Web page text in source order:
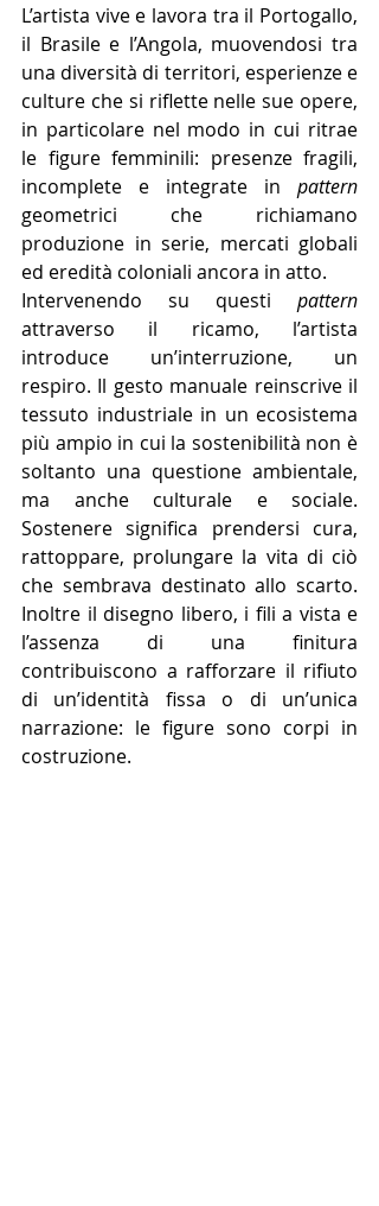
L’artista vive e lavora tra il Portogallo,
il Brasile e l’Angola, muovendosi tra
una diversità di territori, esperienze e
culture che si riflette nelle sue opere,
in particolare nel modo in cui ritrae
le figure femminili: presenze fragili,
incomplete e integrate in
geometrici che richiamano
produzione in serie, mercati globali
ed eredità coloniali ancora in atto.
Intervenendo su questi
attraverso il ricamo, l’artista
introduce un’interruzione, un
respiro. Il gesto manuale reinscrive il
tessuto industriale in un ecosistema
più ampio in cui la sostenibilità non è
soltanto una questione ambientale,
ma anche culturale e sociale.
Sostenere significa prendersi cura,
rattoppare, prolungare la vita di ciò
che sembrava destinato allo scarto.
Inoltre il disegno libero, i fili a vista e
l’assenza di una finitura
contribuiscono a rafforzare il rifiuto
di un’identità fissa o di un’unica
narrazione: le figure sono corpi in
costruzione.